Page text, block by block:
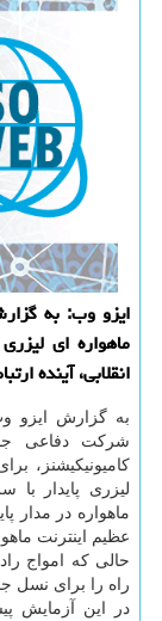
ایزو وب: به
انقلابی، آینده
به گزارش ایزو
شرکت دفاعی
کامیونیکیشنز،
عظیم اینترنت
حالی که امواج
راه را برای نسل
در این آزمایش